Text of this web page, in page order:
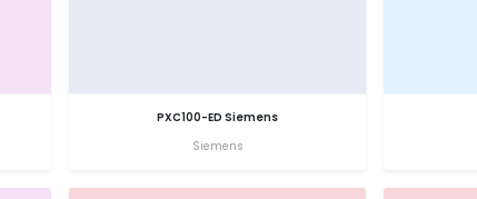
PXC100-ED Siemens
Siemens